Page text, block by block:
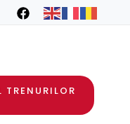
TRENURILOR